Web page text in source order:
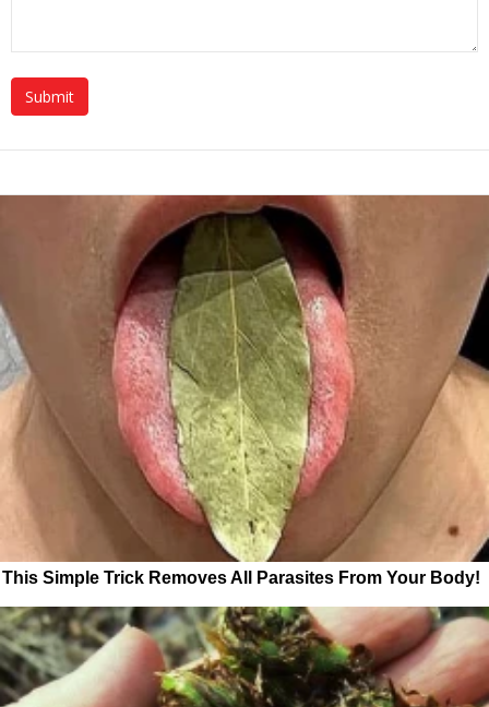
This Simple Trick Removes All Parasites From Your Body!